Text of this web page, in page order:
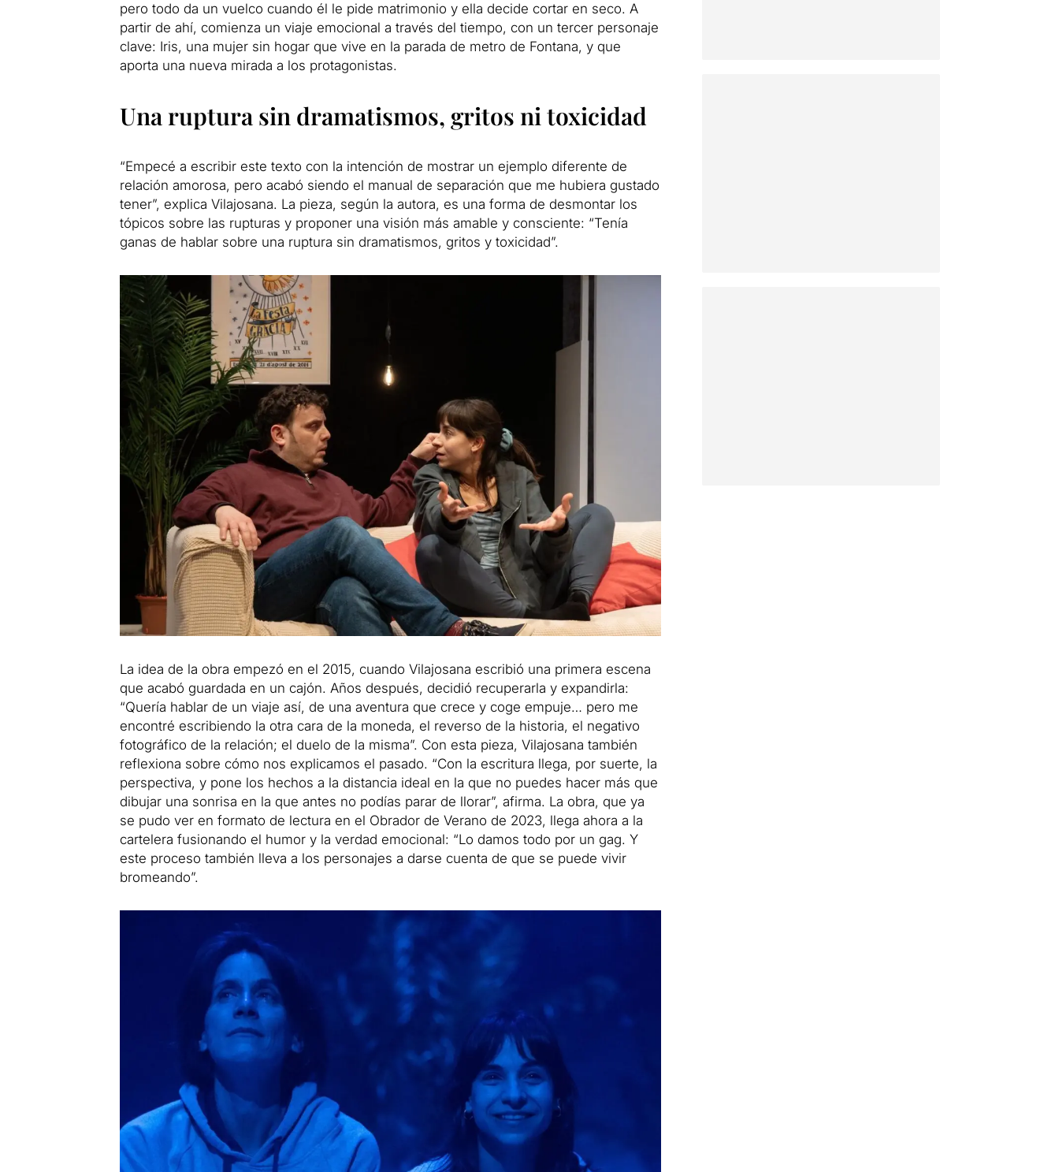
pero todo da un vuelco cuando él le pide matrimonio y ella decide cortar en seco. A
partir de ahí, comienza un viaje emocional a través del tiempo, con un tercer personaje
clave: Iris, una mujer sin hogar que vive en la parada de metro de Fontana, y que
aporta una nueva mirada a los protagonistas.
Una ruptura sin dramatismos, gritos ni toxicidad
“Empecé a escribir este texto con la intención de mostrar un ejemplo diferente de
relación amorosa, pero acabó siendo el manual de separación que me hubiera gustado
tener”, explica Vilajosana. La pieza, según la autora, es una forma de desmontar los
tópicos sobre las rupturas y proponer una visión más amable y consciente: “Tenía
ganas de hablar sobre una ruptura sin dramatismos, gritos y toxicidad”.
La idea de la obra empezó en el 2015, cuando Vilajosana escribió una primera escena
que acabó guardada en un cajón. Años después, decidió recuperarla y expandirla:
“Quería hablar de un viaje así, de una aventura que crece y coge empuje… pero me
encontré escribiendo la otra cara de la moneda, el reverso de la historia, el negativo
fotográfico de la relación; el duelo de la misma”. Con esta pieza, Vilajosana también
reflexiona sobre cómo nos explicamos el pasado. “Con la escritura llega, por suerte, la
perspectiva, y pone los hechos a la distancia ideal en la que no puedes hacer más que
dibujar una sonrisa en la que antes no podías parar de llorar”, afirma. La obra, que ya
se pudo ver en formato de lectura en el Obrador de Verano de 2023, llega ahora a la
cartelera fusionando el humor y la verdad emocional: “Lo damos todo por un gag. Y
este proceso también lleva a los personajes a darse cuenta de que se puede vivir
bromeando”.